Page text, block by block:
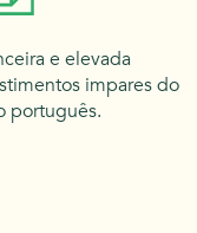
e elevada
impares do
português.